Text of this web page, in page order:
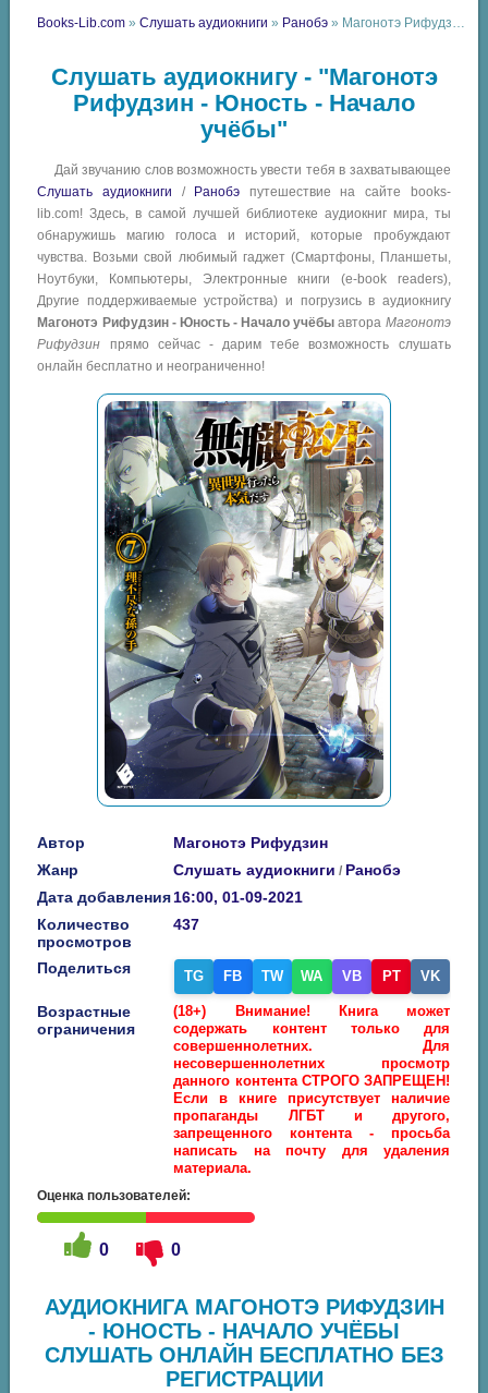
Books-Lib.com »Слушать аудиокниги » Ранобэ » Магонотэ Рифудзин - Юность - Начало учёбы
Слушать аудиокнигу - "Магонотэ
Рифудзин - Юность - Начало
учёбы"
Дай звучанию слов возможность увести тебя в захватывающее
Слушать аудиокниги / Ранобэ путешествие на сайте books-
lib.com! Здесь, в самой лучшей библиотеке аудиокниг мира, ты
обнаружишь магию голоса и историй, которые пробуждают
чувства. Возьми свой любимый гаджет (Смартфоны, Планшеты,
Ноутбуки, Компьютеры, Электронные книги (e-book readers),
Другие поддерживаемые устройства) и погрузись в аудиокнигу
Магонотэ Рифудзин - Юность - Начало учёбы автора Магонотэ
Рифудзин прямо сейчас - дарим тебе возможность слушать
онлайн бесплатно и неограниченно!
Автор
Магонотэ Рифудзин
Жанр
Слушать аудиокниги / Ранобэ
Дата добавления16:00, 01-09-2021
Количество
просмотров
437
Поделиться TG FB TW WA VB PT VK
Возрастные
ограничения
(18+) Внимание! Книга может
содержать контент только для
совершеннолетних. Для
несовершеннолетних просмотр
данного контента СТРОГО ЗАПРЕЩЕН!
Если в книге присутствует наличие
пропаганды ЛГБТ и другого,
запрещенного контента - просьба
написать на почту для удаления
материала.
Оценка пользователей:
0 0
АУДИОКНИГА МАГОНОТЭ РИФУДЗИН
- ЮНОСТЬ - НАЧАЛО УЧЁБЫ
СЛУШАТЬ ОНЛАЙН БЕСПЛАТНО БЕЗ
РЕГИСТРАЦИИ